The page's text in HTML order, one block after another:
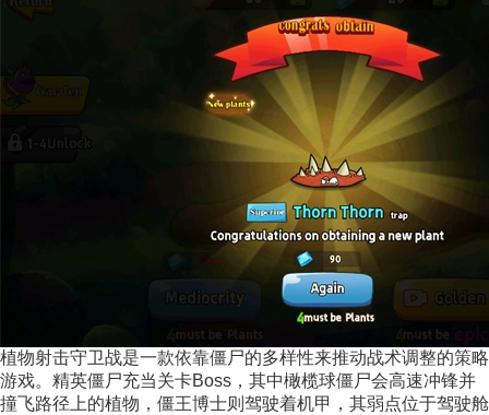
植物射击守卫战是一款依靠僵尸的多样性来推动战术调整的策略
游戏。精英僵尸充当关卡Boss，其中橄榄球僵尸会高速冲锋并
撞飞路径上的植物，僵王博士则驾驶着机甲，其弱点位于驾驶舱